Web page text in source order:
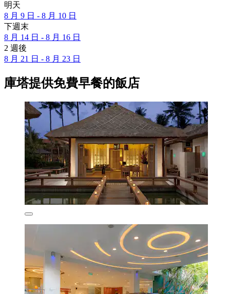
明天
8 月 9 日 - 8 月 10 日
下週末
8 月 14 日 - 8 月 16 日
2 週後
8 月 21 日 - 8 月 23 日
庫塔提供免費早餐的飯店